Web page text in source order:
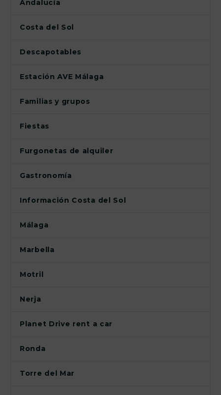
Andalucía
Costa del Sol
Descapotables
Estación AVE Málaga
Familias y grupos
Fiestas
Furgonetas de alquiler
Gastronomía
Información Costa del Sol
Málaga
Marbella
Motril
Nerja
Planet Drive rent a car
Ronda
Torre del Mar